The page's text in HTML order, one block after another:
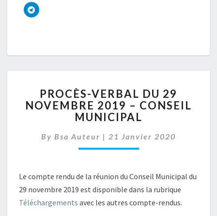
VERBAL
DU
29
2019
–
PROCÈS-VERBAL DU 29
NOVEMBRE 2019 – CONSEIL
MUNICIPAL
By Bsa Auteur | 21 Janvier 2020
Le compte rendu de la réunion du Conseil Municipal du
29 novembre 2019 est disponible dans la rubrique
Téléchargements avec les autres compte-rendus.